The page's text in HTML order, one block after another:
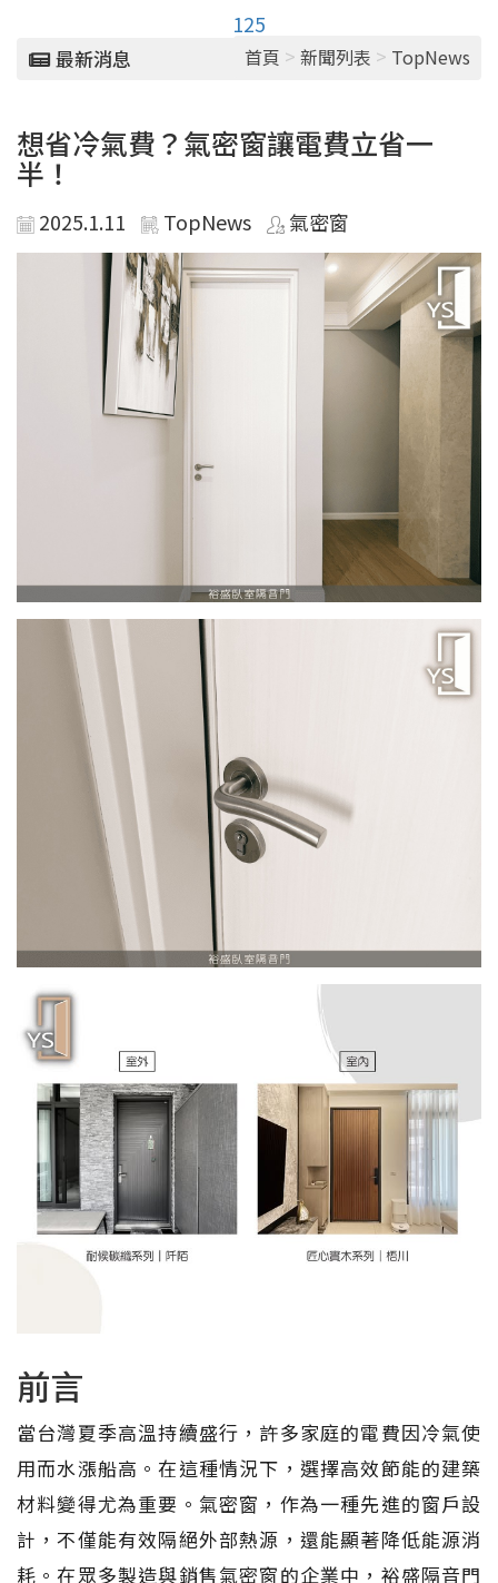
125
最新消息 首頁 > 新聞列表 > TopNews
想省冷氣費？氣密窗讓電費立省一
半！
2025.1.11 TopNews 氣密窗
前言
當台灣夏季高溫持續盛行，許多家庭的電費因冷氣使
用而水漲船高。在這種情況下，選擇高效節能的建築
材料變得尤為重要。氣密窗，作為一種先進的窗戶設
計，不僅能有效隔絕外部熱源，還能顯著降低能源消
耗。在眾多製造與銷售氣密窗的企業中，裕盛隔音門